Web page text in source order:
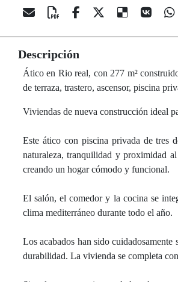
Descripción
Ático en Rio real, con 277 m²
de terraza, trastero, ascensor, piscina
Viviendas de nueva construcción ideal
Este ático con piscina privada de tres
naturaleza, tranquilidad y proximidad
creando un hogar cómodo y funcional.
El salón, el comedor y la cocina se
clima mediterráneo durante todo el año.
Los acabados han sido
durabilidad. La vivienda se completa